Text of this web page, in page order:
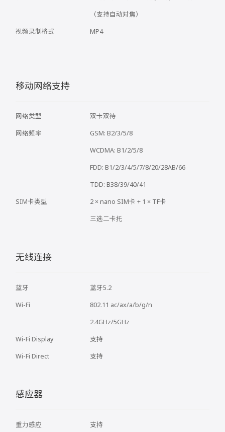
视频录制格式
（支持自动对焦）
MP4
移动网络支持
网络类型
网络频率
SIM卡类型
双卡双待
GSM: B2/3/5/8
WCDMA: B1/2/5/8
FDD: B1/2/3/4/5/7/8/20/28AB/66
TDD: B38/39/40/41
2 × nano SIM卡 + 1 × TF卡
三选二卡托
无线连接
蓝牙
Wi-Fi
Wi-Fi Display
Wi-Fi Direct
蓝牙5.2
802.11 ac/ax/a/b/g/n
2.4GHz/5GHz
支持
支持
感应器
重力感应
支持